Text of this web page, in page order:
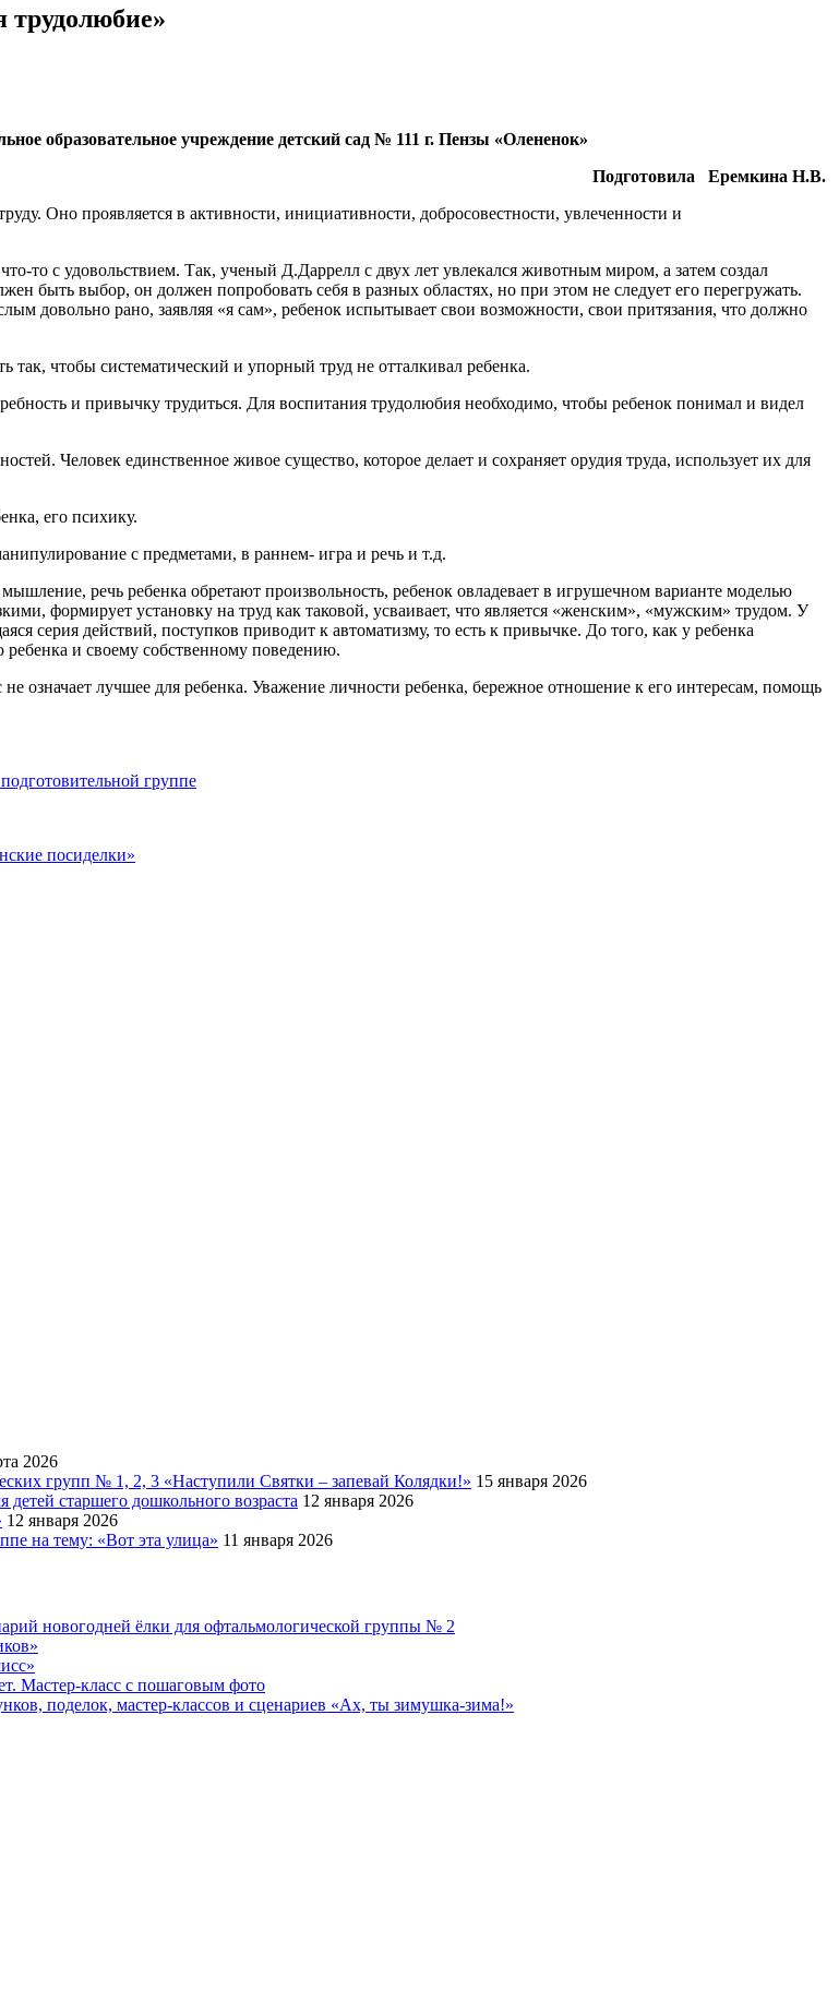
трудолюбие»
образовательное учреждение детский сад № 111 г. Пензы «Олененок»
Подготовила Еремкина Н.В.
Оно проявляется в активности, инициативности, добросовестности, увлеченности и
то с удовольствием. Так, ученый Д.Даррелл с двух лет увлекался животным миром, а затем создал
быть выбор, он должен попробовать себя в разных областях, но при этом не следует его перегружать.
довольно рано, заявляя «я сам», ребенок испытывает свои возможности, свои притязания, что должно
так, чтобы систематический и упорный труд не отталкивал ребенка.
и привычку трудиться. Для воспитания трудолюбия необходимо, чтобы ребенок понимал и видел
Человек единственное живое существо, которое делает и сохраняет орудия труда, использует их для
его психику.
с предметами, в раннем- игра и речь и т.д.
речь ребенка обретают произвольность, ребенок овладевает в игрушечном варианте моделью
формирует установку на труд как таковой, усваивает, что является «женским», «мужским» трудом. У
серия действий, поступков приводит к автоматизму, то есть к привычке. До того, как у ребенка
и своему собственному поведению.
означает лучшее для ребенка. Уважение личности ребенка, бережное отношение к его интересам, помощь
группе
посиделки»
2026
групп № 1, 2, 3 «Наступили Святки – запевай Колядки!» 15 января 2026
старшего дошкольного возраста 12 января 2026
12 января 2026
на тему: «Вот эта улица» 11 января 2026
новогодней ёлки для офтальмологической группы № 2
Мастер-класс с пошаговым фото
поделок, мастер-классов и сценариев «Ах, ты зимушка-зима!»